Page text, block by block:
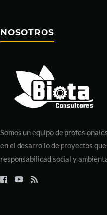
NOSOTROS
Somos un equipo de
en el desarrollo de proyectos
responsabilidad social y